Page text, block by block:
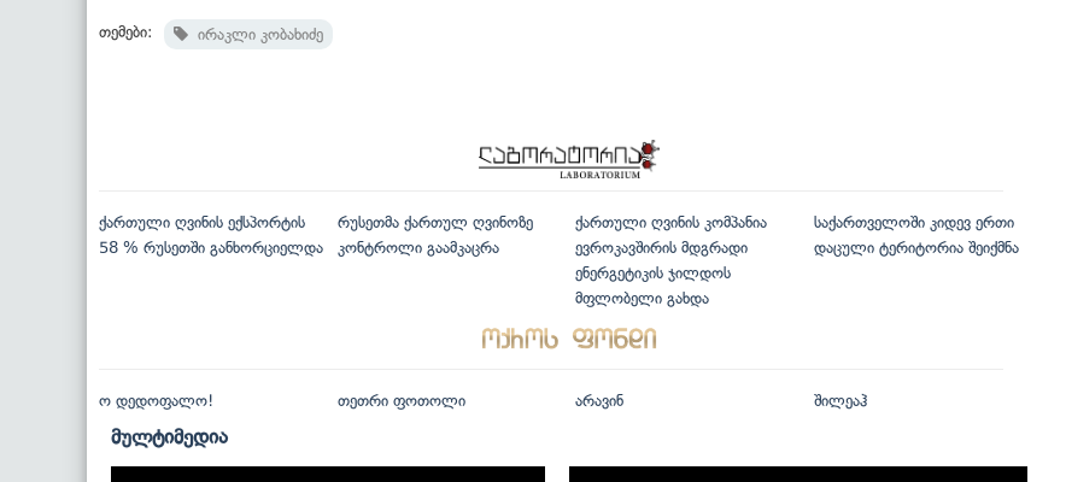
თემები: ირაკლი კობახიძე
ქართული ღვინის ექსპორტის
58 % რუსეთში განხორციელდა
რუსეთმა ქართულ ღვინოზე
კონტროლი გაამკაცრა
ქართული ღვინის კომპანია
ევროკავშირის მდგრადი
ენერგეტიკის ჯილდოს
მფლობელი გახდა
საქართველოში კიდევ ერთი
დაცული ტერიტორია შეიქმნა
ო დედოფალო! თეთრი ფოთოლი არავინ შილეაჰ
მულტიმედია